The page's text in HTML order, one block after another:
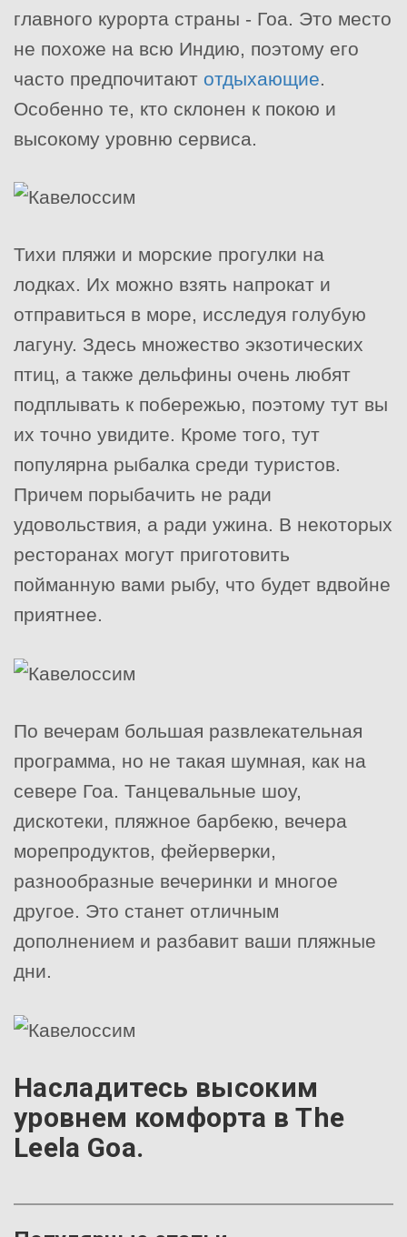
главного курорта страны - Гоа. Это место
не похоже на всю Индию, поэтому его
часто предпочитают отдыхающие
Особенно те, кто склонен к покою и
высокому уровню сервиса.
Тихи пляжи и морские прогулки на
лодках. Их можно взять напрокат и
отправиться в море, исследуя голубую
лагуну. Здесь множество экзотических
птиц, а также дельфины очень любят
подплывать к побережью, поэтому тут вы
их точно увидите. Кроме того, тут
популярна рыбалка среди туристов.
Причем порыбачить не ради
удовольствия, а ради ужина. В некоторых
ресторанах могут приготовить
пойманную вами рыбу, что будет вдвойне
приятнее.
По вечерам большая развлекательная
программа, но не такая шумная, как на
севере Гоа. Танцевальные шоу,
дискотеки, пляжное барбекю, вечера
морепродуктов, фейерверки,
разнообразные вечеринки и многое
другое. Это станет отличным
дополнением и разбавит ваши пляжные
дни.
Насладитесь высоким
уровнем комфорта в The
Leela Goa.